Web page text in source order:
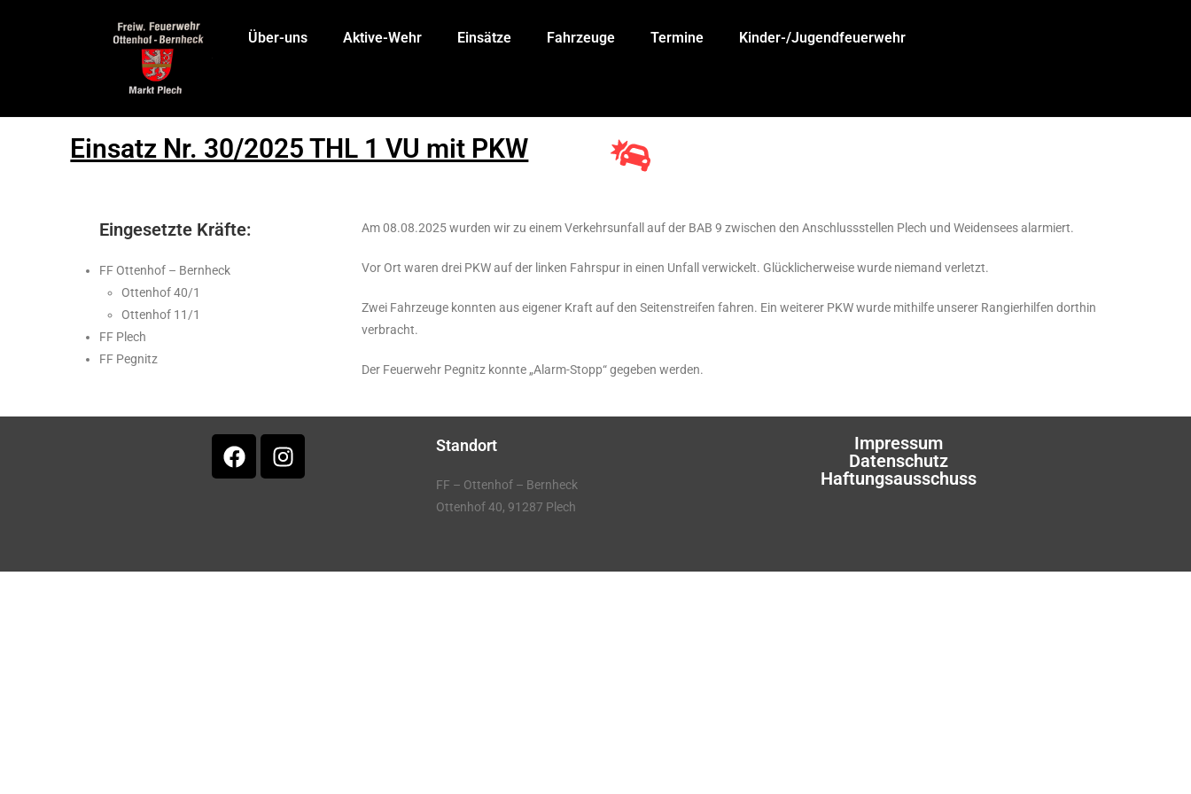
Über-uns Aktive-Wehr Einsätze Fahrzeuge Termine Kinder-/Jugendfeuerwehr
Einsatz Nr. 30/2025 THL 1 VU mit PKW
Eingesetzte Kräfte:
FF Ottenhof – Bernheck
Ottenhof 40/1
Ottenhof 11/1
FF Plech
FF Pegnitz
Am 08.08.2025 wurden wir zu einem Verkehrsunfall auf der BAB 9 zwischen den Anschlussstellen Plech und Weidensees alarmiert.
Vor Ort waren drei PKW auf der linken Fahrspur in einen Unfall verwickelt. Glücklicherweise wurde niemand verletzt.
Zwei Fahrzeuge konnten aus eigener Kraft auf den Seitenstreifen fahren. Ein weiterer PKW wurde mithilfe unserer Rangierhilfen dorthin
verbracht.
Der Feuerwehr Pegnitz konnte „Alarm-Stopp“ gegeben werden.
Standort
FF – Ottenhof – Bernheck
Ottenhof 40, 91287 Plech
Impressum
Datenschutz
Haftungsausschuss